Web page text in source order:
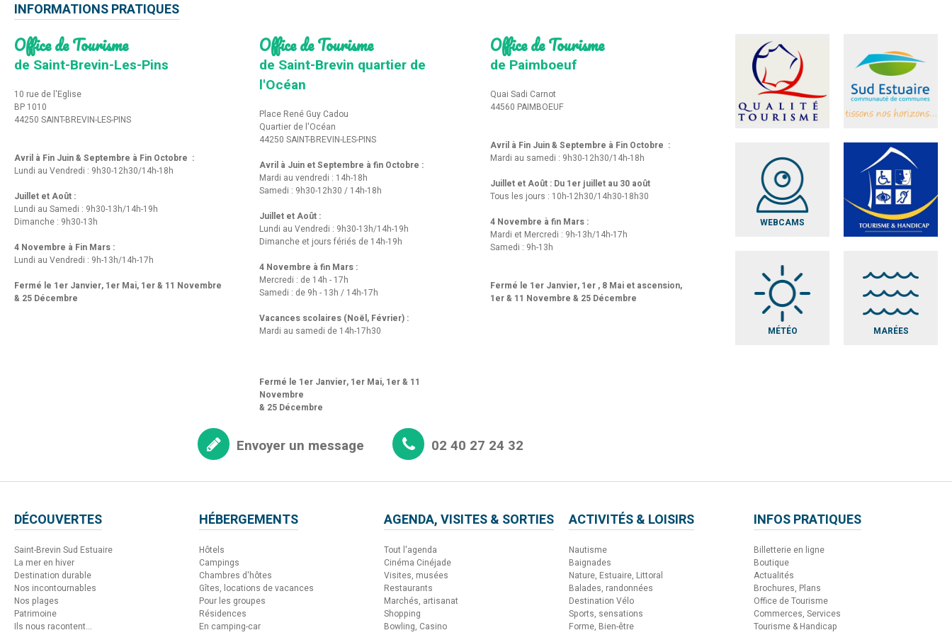
INFORMATIONS PRATIQUES
Office de Tourisme
de Saint-Brevin-Les-Pins
10 rue de l'Eglise
BP 1010
44250 SAINT-BREVIN-LES-PINS
Avril à Fin Juin & Septembre à Fin Octobre :
Lundi au Vendredi : 9h30-12h30/14h-18h
Juillet et Août :
Lundi au Samedi : 9h30-13h/14h-19h
Dimanche : 9h30-13h
4 Novembre à Fin Mars :
Lundi au Vendredi : 9h-13h/14h-17h
Fermé le 1er Janvier, 1er Mai, 1er & 11 Novembre
& 25 Décembre
Office de Tourisme
de Saint-Brevin quartier de
l'Océan
Place René Guy Cadou
Quartier de l'Océan
44250 SAINT-BREVIN-LES-PINS
Avril à Juin et Septembre à fin Octobre :
Mardi au vendredi : 14h-18h
Samedi : 9h30-12h30 / 14h-18h
Juillet et Août :
Lundi au Vendredi : 9h30-13h/14h-19h
Dimanche et jours fériés de 14h-19h
4 Novembre à fin Mars :
Mercredi : de 14h - 17h
Samedi : de 9h - 13h / 14h-17h
Vacances scolaires (Noël, Février) :
Mardi au samedi de 14h-17h30
Fermé le 1er Janvier, 1er Mai, 1er & 11
Novembre
& 25 Décembre
Office de Tourisme
de Paimboeuf
Quai Sadi Carnot
44560 PAIMBOEUF
Avril à Fin Juin & Septembre à Fin Octobre :
Mardi au samedi : 9h30-12h30/14h-18h
Juillet et Août : Du 1er juillet au 30 août
Tous les jours : 10h-12h30/14h30-18h30
4 Novembre à fin Mars :
Mardi et Mercredi : 9h-13h/14h-17h
Samedi : 9h-13h
Fermé le 1er Janvier, 1er , 8 Mai et ascension,
1er & 11 Novembre & 25 Décembre
WEBCAMS
MÉTÉO MARÉES
Envoyer un message 02 40 27 24 32
DÉCOUVERTES
Saint-Brevin Sud Estuaire
La mer en hiver
Destination durable
Nos incontournables
Nos plages
Patrimoine
Ils nous racontent...
HÉBERGEMENTS
Hôtels
Campings
Chambres d'hôtes
Gîtes, locations de vacances
Pour les groupes
Résidences
En camping-car
AGENDA, VISITES & SORTIES
Tout l'agenda
Cinéma Cinéjade
Visites, musées
Restaurants
Marchés, artisanat
Shopping
Bowling, Casino
ACTIVITÉS & LOISIRS
Nautisme
Baignades
Nature, Estuaire, Littoral
Balades, randonnées
Destination Vélo
Sports, sensations
Forme, Bien-être
INFOS PRATIQUES
Billetterie en ligne
Boutique
Actualités
Brochures, Plans
Office de Tourisme
Commerces, Services
Tourisme & Handicap